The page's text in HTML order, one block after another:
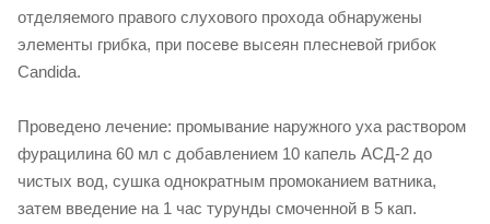
отделяемого правого слухового прохода обнаружены
элементы грибка, при посеве высеян плесневой грибок
Candida.
Проведено лечение: промывание наружного уха раствором
фурацилина 60 мл с добавлением 10 капель АСД-2 до
чистых вод, сушка однократным промоканием ватника,
затем введение на 1 час турунды смоченной в 5 кап.